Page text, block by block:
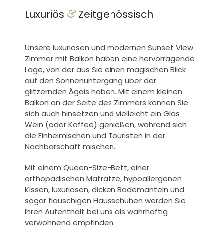
Luxuriös & Zeitgenössisch
Unsere luxuriösen und modernen Sunset View
Zimmer mit Balkon haben eine hervorragende
Lage, von der aus Sie einen magischen Blick
auf den Sonnenuntergang über der
glitzernden Ägäis haben. Mit einem kleinen
Balkon an der Seite des Zimmers können Sie
sich auch hinsetzen und vielleicht ein Glas
Wein (oder Kaffee) genießen, während sich
die Einheimischen und Touristen in der
Nachbarschaft mischen.
Mit einem Queen-Size-Bett, einer
orthopädischen Matratze, hypoallergenen
Kissen, luxuriösen, dicken Bademänteln und
sogar flauschigen Hausschuhen werden Sie
Ihren Aufenthalt bei uns als wahrhaftig
verwöhnend empfinden.